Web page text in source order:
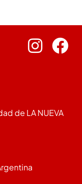
de LA NUEVA